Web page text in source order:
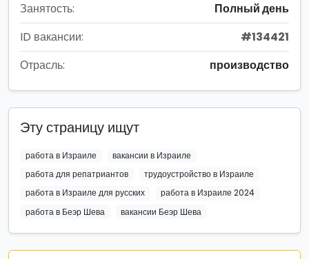
Занятость:
Полный день
ID вакансии:
#134421
Отрасль:
производство
Эту страницу ищут
работа в Израиле
вакансии в Израиле
работа для репатриантов
трудоустройство в Израиле
работа в Израиле для русских
работа в Израиле 2024
работа в Беэр Шева
вакансии Беэр Шева